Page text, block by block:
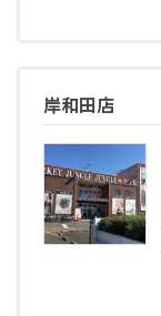
岸和田店